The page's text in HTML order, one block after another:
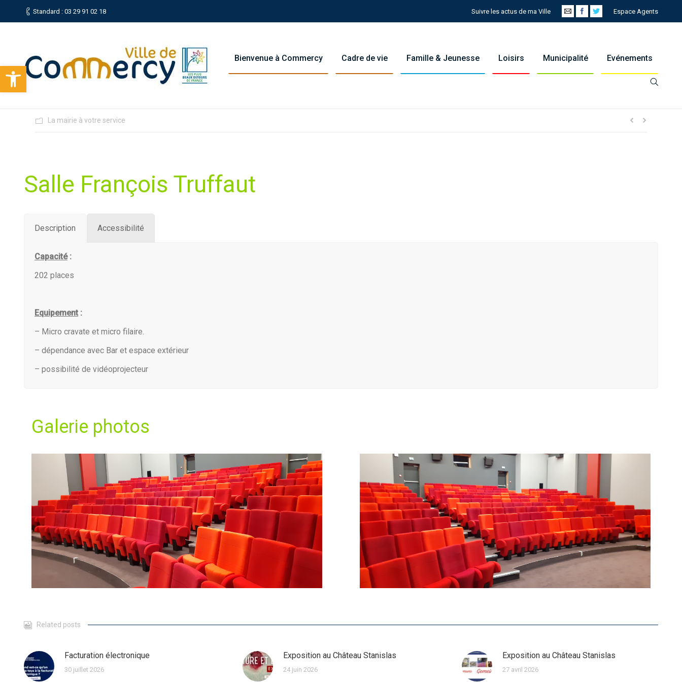
Ouvrir la barre d’outils
Standard : 03 29 91 02 18 Suivre les actus de ma Ville Espace Agents
Bienvenue à Commercy Cadre de vie Famille & Jeunesse Loisirs Municipalité Evénements
La mairie à votre service
Salle François Truffaut
Description Accessibilité
Capacité:
202 places
Equipement :
– Micro cravate et micro filaire.
– dépendance avec Bar et espace extérieur
– possibilité de vidéoprojecteur
Galerie photos
Related posts
Facturation électronique
30 juillet 2026
Exposition au Château Stanislas
24 juin 2026
Exposition au Château Stanislas
27 avril 2026